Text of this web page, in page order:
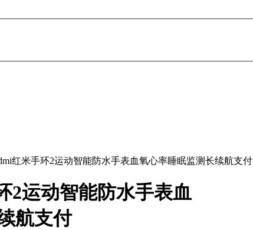
红米手环2运动智能防水手表血氧心率睡眠监测长续航支付
2运动智能防水手表血
航支付